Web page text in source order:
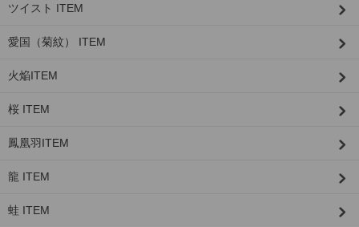
ツイスト ITEM
愛国（菊紋） ITEM
火焔ITEM
桜 ITEM
鳳凰羽ITEM
龍 ITEM
蛙 ITEM